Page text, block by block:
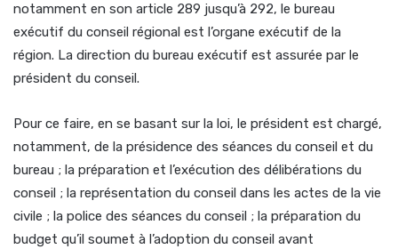
notamment en son article 289 jusqu’à 292, le bureau
exécutif du conseil régional est l’organe exécutif de la
région. La direction du bureau exécutif est assurée par le
président du conseil.
Pour ce faire, en se basant sur la loi, le président est chargé,
notamment, de la présidence des séances du conseil et du
bureau ; la préparation et l’exécution des délibérations du
conseil ; la représentation du conseil dans les actes de la vie
civile ; la police des séances du conseil ; la préparation du
budget qu’il soumet à l’adoption du conseil avant